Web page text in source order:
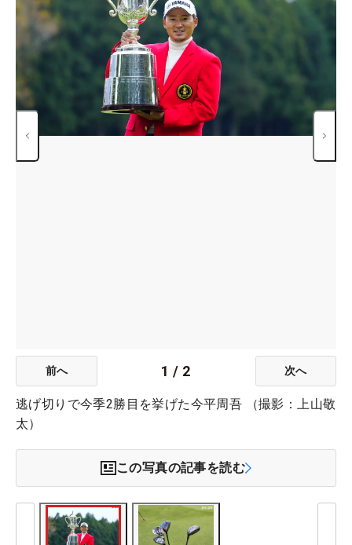
前へ 1 / 2 次へ
逃げ切りで今季2勝目を挙げた今平周吾 （撮影：上山敬
太）
この写真の記事を読む